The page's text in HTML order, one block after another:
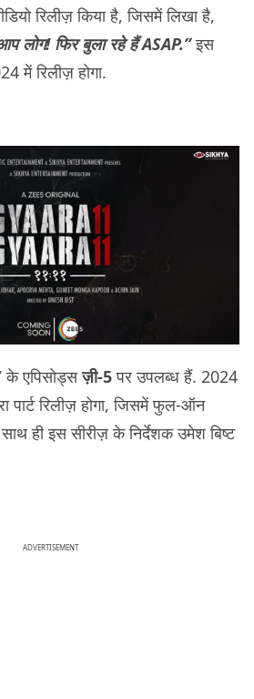
रिलीज़ किया है, जिसमें लिखा है,
आप लोग! फिर बुला रहे हैं ASAP.”इस
में रिलीज़ होगा.
के एपिसोड्सज़ी-5पर उपलब्ध हैं. 2024
पार्ट रिलीज़ होगा, जिसमें फुल-ऑन
ही इस सीरीज़ के निर्देशक उमेश बिष्ट
ADVERTISEMENT